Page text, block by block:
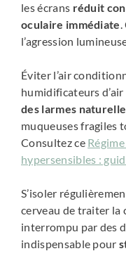
les écrans réduit
oculaire immédiate.
l’agression
Éviter l’air
humidificateurs
des larmes
muqueuses fragiles
Consultez ce
hypersensibles :
S’isoler
cerveau de traiter la
interrompu par des
indispensable pour